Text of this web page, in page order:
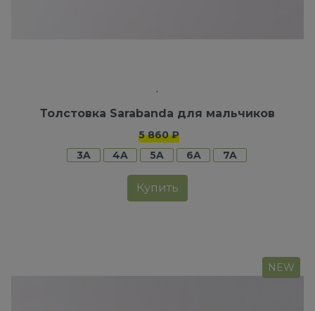
Толстовка Sarabanda для мальчиков
5 860 ₽
3A
4A 5A 6A 7A
Купить
NEW